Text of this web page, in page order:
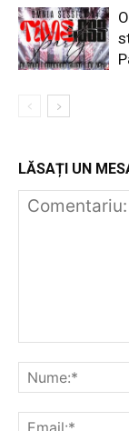
LĂSAȚI UN